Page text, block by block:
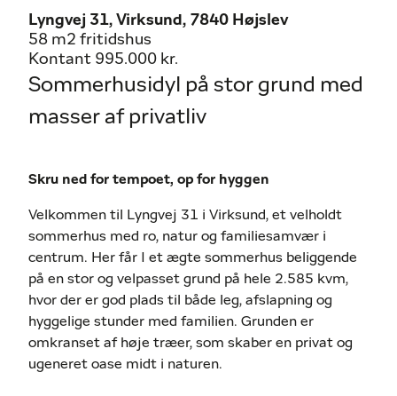
Lyngvej 31, Virksund, 7840 Højslev
58 m2 fritidshus
Kontant 995.000 kr.
Sommerhusidyl på stor grund med
masser af privatliv
Skru ned for tempoet, op for hyggen
Velkommen til Lyngvej 31 i Virksund, et velholdt
sommerhus med ro, natur og familiesamvær i
centrum. Her får I et ægte sommerhus beliggende
på en stor og velpasset grund på hele 2.585 kvm,
hvor der er god plads til både leg, afslapning og
hyggelige stunder med familien. Grunden er
omkranset af høje træer, som skaber en privat og
ugeneret oase midt i naturen.